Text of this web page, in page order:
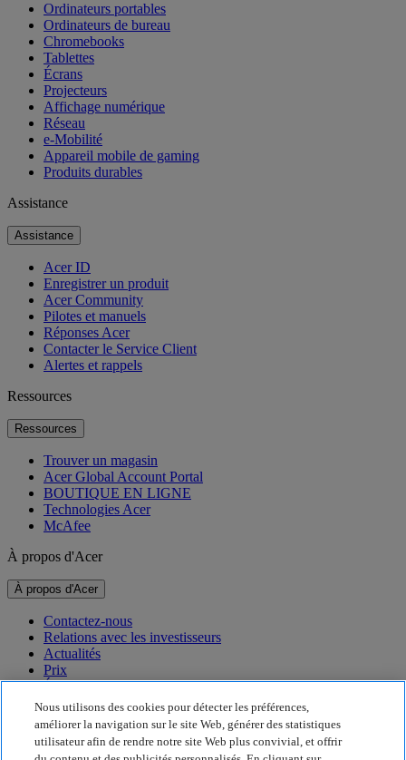
Ordinateurs portables
Ordinateurs de bureau
Chromebooks
Tablettes
Écrans
Projecteurs
Affichage numérique
Réseau
e-Mobilité
Appareil mobile de gaming
Produits durables
Assistance
Assistance
Acer ID
Enregistrer un produit
Acer Community
Pilotes et manuels
Réponses Acer
Contacter le Service Client
Alertes et rappels
Ressources
Ressources
Trouver un magasin
Acer Global Account Portal
BOUTIQUE EN LIGNE
Technologies Acer
McAfee
À propos d'Acer
À propos d'Acer
Contactez-nous
Relations avec les investisseurs
Actualités
Prix
Événements
Développement durable
Développement durable
Nous utilisons des cookies pour détecter les préférences,
améliorer la navigation sur le site Web, générer des statistiques
utilisateur afin de rendre notre site Web plus convivial, et offrir